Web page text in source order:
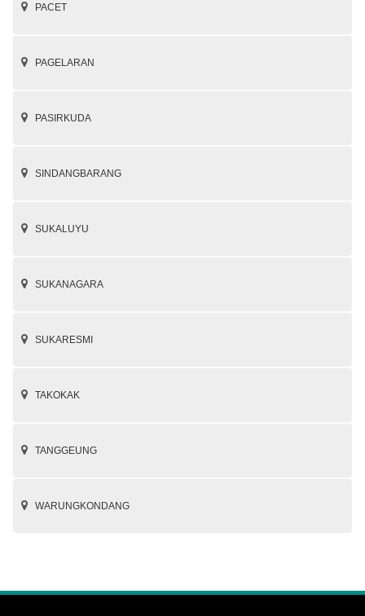
PACET
PAGELARAN
PASIRKUDA
SINDANGBARANG
SUKALUYU
SUKANAGARA
SUKARESMI
TAKOKAK
TANGGEUNG
WARUNGKONDANG